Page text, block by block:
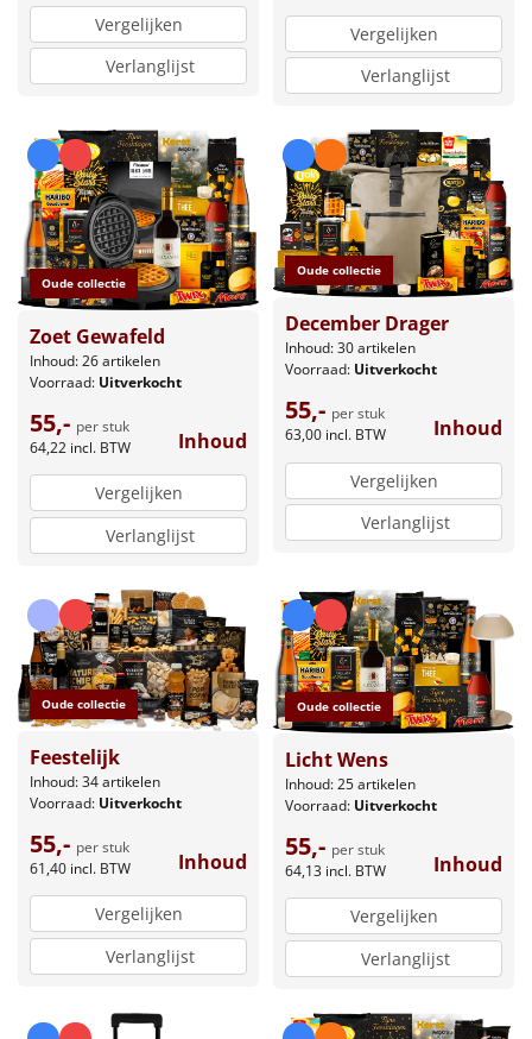
Vergelijken
Verlanglijst
Vergelijken
Verlanglijst
Oude collectie
Zoet Gewafeld
Inhoud: 26 artikelen
Voorraad: Uitverkocht
55,- per stuk
64,22 incl. BTW Inhoud
Vergelijken
Verlanglijst
Oude collectie
December Drager
Inhoud: 30 artikelen
Voorraad: Uitverkocht
55,- per stuk
63,00 incl. BTW Inhoud
Vergelijken
Verlanglijst
Oude collectie
Feestelijk
Inhoud: 34 artikelen
Voorraad: Uitverkocht
55,- per stuk
61,40 incl. BTW Inhoud
Vergelijken
Verlanglijst
Oude collectie
Licht Wens
Inhoud: 25 artikelen
Voorraad: Uitverkocht
55,- per stuk
64,13 incl. BTW Inhoud
Vergelijken
Verlanglijst